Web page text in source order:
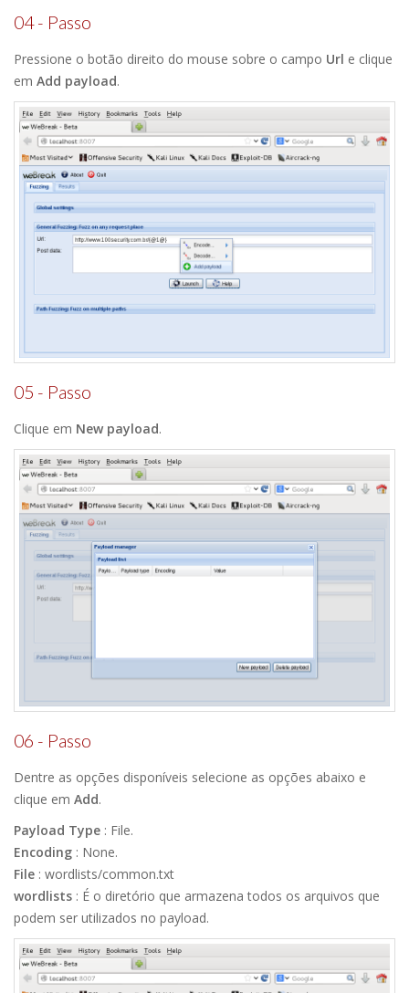
04 - Passo
Pressione o botão direito do mouse sobre o campo Url e clique
em Add payload.
05 - Passo
Clique em New payload.
06 - Passo
Dentre as opções disponíveis selecione as opções abaixo e
clique em Add.
Payload Type : File.
Encoding : None.
File : wordlists/common.txt
wordlists : É o diretório que armazena todos os arquivos que
podem ser utilizados no payload.